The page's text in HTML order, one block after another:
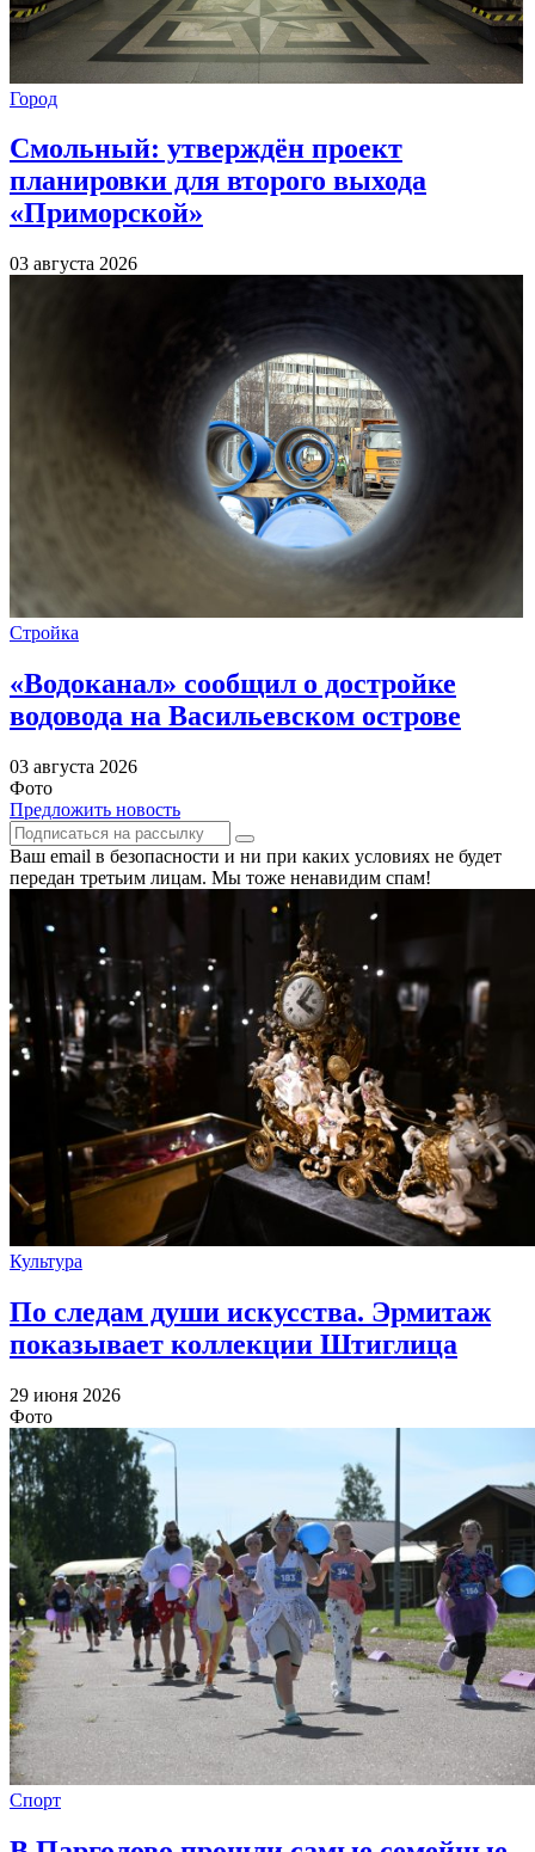
Город
Смольный: утверждён проект
планировки для второго выхода
«Приморской»
03 августа 2026
Стройка
«Водоканал» сообщил о достройке
водовода на Васильевском острове
03 августа 2026
Фото
Предложить новость
Ваш email в безопасности и ни при каких условиях не будет
передан третьим лицам. Мы тоже ненавидим спам!
Культура
По следам души искусства. Эрмитаж
показывает коллекции Штиглица
29 июня 2026
Фото
Спорт